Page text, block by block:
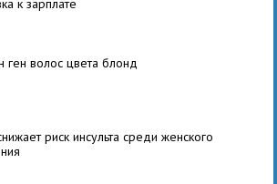
ген волос цвета блонд
риск инсульта среди женского